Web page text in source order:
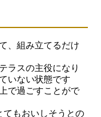
、組み立てるだけ
ラスの主役になり
いない状態です
で過ごすことがで
てもおいしそうとの